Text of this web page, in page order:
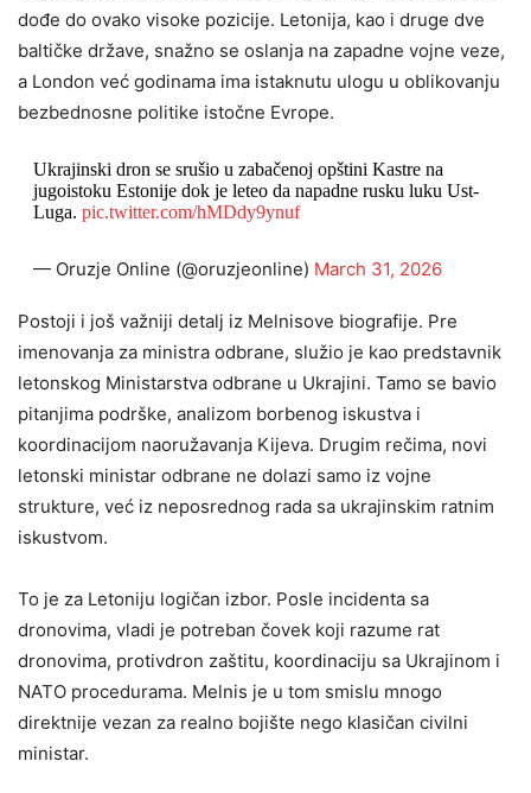
dođe do ovako visoke pozicije. Letonija, kao i druge dve
baltičke države, snažno se oslanja na zapadne vojne veze,
a London već godinama ima istaknutu ulogu u oblikovanju
bezbednosne politike istočne Evrope.
Ukrajinski dron se srušio u zabačenoj opštini Kastre na
jugoistoku Estonije dok je leteo da napadne rusku luku Ust-
Luga. pic.twitter.com/hMDdy9ynuf
— Oruzje Online (@oruzjeonline) March 31, 2026
Postoji i još važniji detalj iz Melnisove biografije. Pre
imenovanja za ministra odbrane, služio je kao predstavnik
letonskog Ministarstva odbrane u Ukrajini. Tamo se bavio
pitanjima podrške, analizom borbenog iskustva i
koordinacijom naoružavanja Kijeva. Drugim rečima, novi
letonski ministar odbrane ne dolazi samo iz vojne
strukture, već iz neposrednog rada sa ukrajinskim ratnim
iskustvom.
To je za Letoniju logičan izbor. Posle incidenta sa
dronovima, vladi je potreban čovek koji razume rat
dronovima, protivdron zaštitu, koordinaciju sa Ukrajinom i
NATO procedurama. Melnis je u tom smislu mnogo
direktnije vezan za realno bojište nego klasičan civilni
ministar.